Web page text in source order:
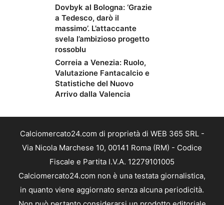
Dovbyk al Bologna: ‘Grazie
a Tedesco, darò il
massimo’. L’attaccante
svela l’ambizioso progetto
rossoblu
Correia a Venezia: Ruolo,
Valutazione Fantacalcio e
Statistiche del Nuovo
Arrivo dalla Valencia
Calciomercato24.com di proprietà di WEB 365 SRL -
Via Nicola Marchese 10, 00141 Roma (RM) - Codice
Fiscale e Partita I.V.A. 12279101005
Calciomercato24.com non è una testata giornalistica,
in quanto viene aggiornato senza alcuna periodicità.